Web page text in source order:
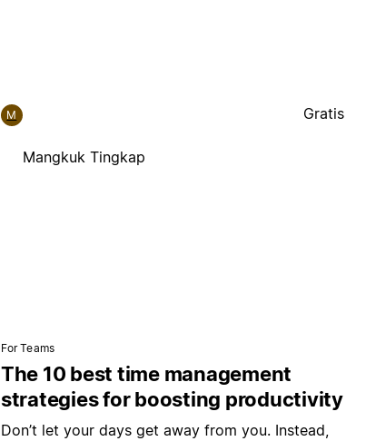
M
Mangkuk Tingkap
Gratis
For Teams
The 10 best time management
strategies for boosting productivity
Don’t let your days get away from you. Instead,